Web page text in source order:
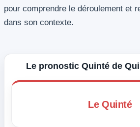
pour comprendre le déroulement et
dans son contexte.
Le pronostic Quinté de
Le Quinté